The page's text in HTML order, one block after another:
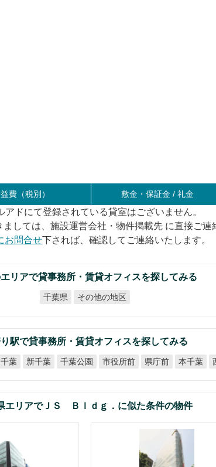
費（税別） 敷金・保証金 / 礼金
アドにて登録されている貸室はございません。
しては、施設運営会社・物件掲載先 に直接ご連
お問合せ下されば、確認してご連絡いたします。
リアで貸事務所・賃貸オフィスを探してみる
千葉県 その他の地区
駅で貸事務所・賃貸オフィスを探してみる
葉 新千葉 千葉公園 市役所前 県庁前 本千葉
エリアでＪＳ Ｂｌｄｇ．に似た条件の物件